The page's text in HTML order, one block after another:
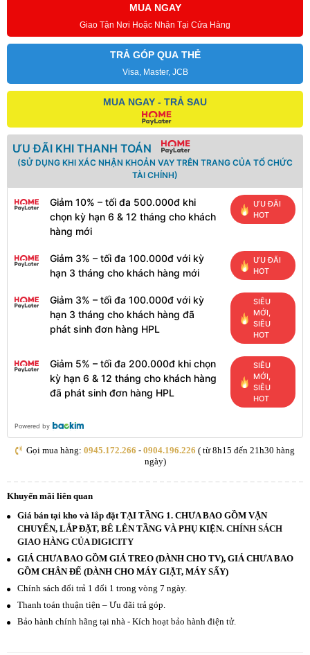
MUA NGAY
Giao Tận Nơi Hoặc Nhận Tại Cửa Hàng
TRẢ GÓP QUA THẺ
Visa, Master, JCB
MUA NGAY - TRẢ SAU
ƯU ĐÃI KHI THANH TOÁN
(SỬ DỤNG KHI XÁC NHẬN KHOẢN VAY TRÊN TRANG CỦA TỔ CHỨC
TÀI CHÍNH)
Giảm 10% – tối đa 500.000đ khi
chọn kỳ hạn 6 & 12 tháng cho khách
hàng mới
ƯU ĐÃI
HOT
Giảm 3% – tối đa 100.000đ với kỳ
hạn 3 tháng cho khách hàng mới
ƯU ĐÃI
HOT
Giảm 3% – tối đa 100.000đ với kỳ
hạn 3 tháng cho khách hàng đã
phát sinh đơn hàng HPL
SIÊU
MỚI,
SIÊU
HOT
Giảm 5% – tối đa 200.000đ khi chọn
kỳ hạn 6 & 12 tháng cho khách hàng
đã phát sinh đơn hàng HPL
SIÊU
MỚI,
SIÊU
HOT
Powered by
Gọi mua hàng: 0945.172.266 - 0904.196.226 ( từ 8h15 đến 21h30 hàng
ngày)
Khuyến mãi liên quan
Giá bán tại kho và lắp đặt TẠI TẦNG 1. CHƯA BAO GỒM VẬN
CHUYỂN, LẮP ĐẶT, BÊ LÊN TẦNG VÀ PHỤ KIỆN. CHÍNH SÁCH
GIAO HÀNG CỦA DIGICITY
GIÁ CHƯA BAO GỒM GIÁ TREO (DÀNH CHO TV), GIÁ CHƯA BAO
GỒM CHÂN ĐẾ (DÀNH CHO MÁY GIẶT, MÁY SẤY)
Chính sách đổi trả 1 đổi 1 trong vòng 7 ngày.
Thanh toán thuận tiện – Ưu đãi trả góp.
Bảo hành chính hãng tại nhà - Kích hoạt bảo hành điện tử.